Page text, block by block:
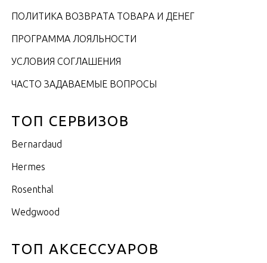
ПОЛИТИКА ВОЗВРАТА ТОВАРА И ДЕНЕГ
ПРОГРАММА ЛОЯЛЬНОСТИ
УСЛОВИЯ СОГЛАШЕНИЯ
ЧАСТО ЗАДАВАЕМЫЕ ВОПРОСЫ
ТОП СЕРВИЗОВ
Bernardaud
Hermes
Rosenthal
Wedgwood
ТОП АКСЕССУАРОВ